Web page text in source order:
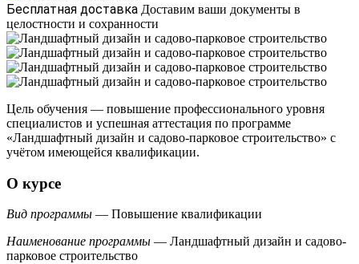
Бесплатная доставка Доставим ваши документы в
целостности и сохранности
Цель обучения — повышение профессионального уровня
специалистов и успешная аттестация по программе
«Ландшафтный дизайн и садово-парковое строительство» с
учётом имеющейся квалификации.
О курсе
Вид программы — Повышение квалификации
Наименование программы — Ландшафтный дизайн и садово-
парковое строительство